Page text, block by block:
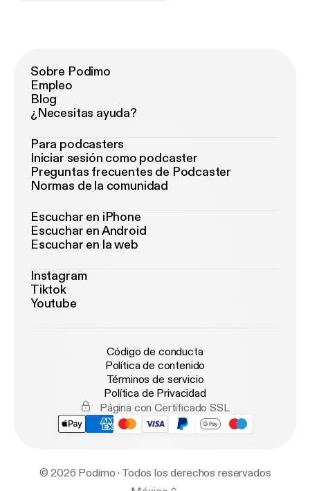
Sobre Podimo
Empleo
Blog
¿Necesitas ayuda?
Para podcasters
Iniciar sesión como podcaster
Preguntas frecuentes de Podcaster
Normas de la comunidad
Escuchar en iPhone
Escuchar en Android
Escuchar en la web
Instagram
Tiktok
Youtube
Código de conducta
Política de contenido
Términos de servicio
Política de Privacidad
Página con Certificado SSL
© 2026 Podimo · Todos los derechos reservados